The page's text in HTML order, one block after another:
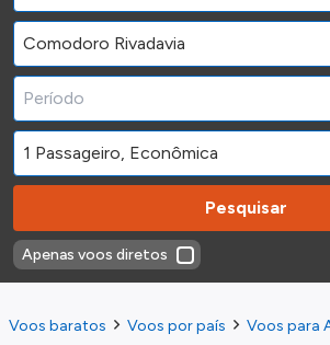
Pesquisar
Apenas voos diretos
Voos baratos Voos por país Voos para